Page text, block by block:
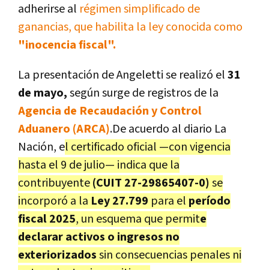
adherirse al régimen simplificado de
ganancias, que habilita la ley conocida como
"inocencia fiscal".
La presentación de Angeletti se realizó el31
de mayo,según surge de registros de la
Agencia de Recaudación y Control
Aduanero (ARCA).De acuerdo al diario La
Nación, el certificado oficial —con vigencia
hasta el 9 de julio— indica que la
contribuyente(CUIT 27-29865407-0)se
incorporó a la Ley 27.799 para el período
fiscal 2025, un esquema que permite
declarar activos o ingresos no
exteriorizadossin consecuencias penales ni